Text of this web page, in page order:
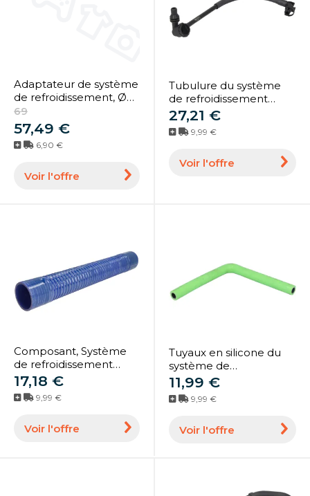
Adaptateur de système
de refroidissement, Ø
37-50 mm, gradué ; KS
Tools (455.0143)
69
57,49 €
6,90 €
Voir l'offre
Tubulure du système
de refroidissement
THERMOTEC SI-ME200
27,21 €
9,99 €
Voir l'offre
Composant, Système
de refroidissement
THERMOTEC SE65X500
FLEX
17,18 €
9,99 €
Voir l'offre
Tuyaux en silicone du
système de
refroidissement
THERMOTEC 08-
POSH90/8
11,99 €
9,99 €
Voir l'offre